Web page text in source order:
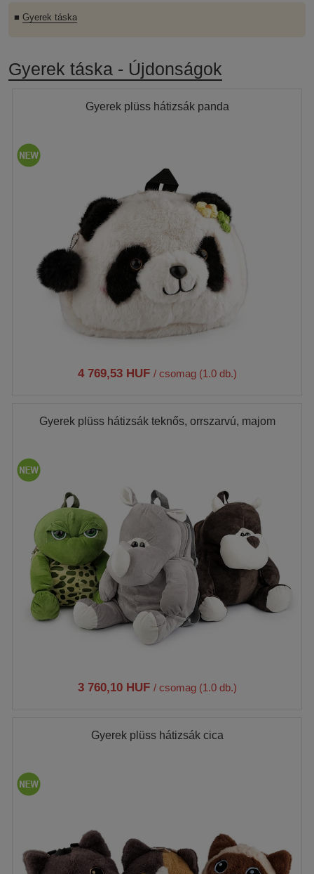
■ Gyerek táska
Gyerek táska - Újdonságok
Gyerek plüss hátizsák panda
4 769,53 HUF / csomag (1.0 db.)
Gyerek plüss hátizsák teknős, orrszarvú, majom
3 760,10 HUF / csomag (1.0 db.)
Gyerek plüss hátizsák cica